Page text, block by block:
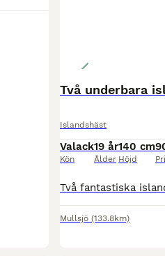
Två underbara
Islandshäst
Valack
Kön
19 år
Ålder
140 cm
Höjd
Mullsjö (133.8km)